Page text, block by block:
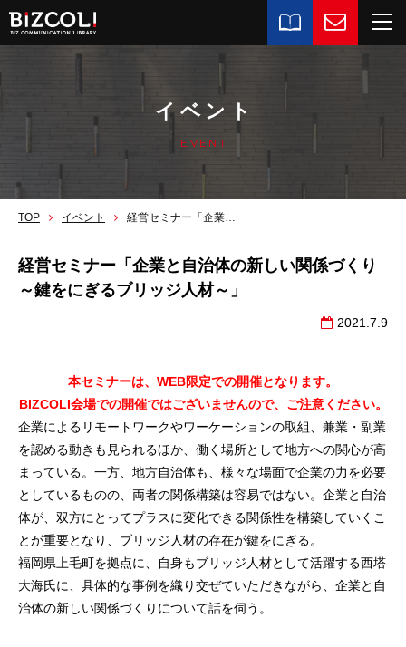
イベント
EVENT
TOP イベント 経営セミナー「企業と自治体の新しい関係づくり～鍵をにぎるブリッジ人材～」
経営セミナー「企業と自治体の新しい関係づくり
～鍵をにぎるブリッジ人材～」
2021.7.9
本セミナーは、WEB限定での開催となります。
BIZCOLI会場での開催ではございませんので、ご注意ください。
企業によるリモートワークやワーケーションの取組、兼業・副業
を認める動きも見られるほか、働く場所として地方への関心が高
まっている。一方、地方自治体も、様々な場面で企業の力を必要
としているものの、両者の関係構築は容易ではない。企業と自治
体が、双方にとってプラスに変化できる関係性を構築していくこ
とが重要となり、ブリッジ人材の存在が鍵をにぎる。
福岡県上毛町を拠点に、自身もブリッジ人材として活躍する西塔
大海氏に、具体的な事例を織り交ぜていただきながら、企業と自
治体の新しい関係づくりについて話を伺う。